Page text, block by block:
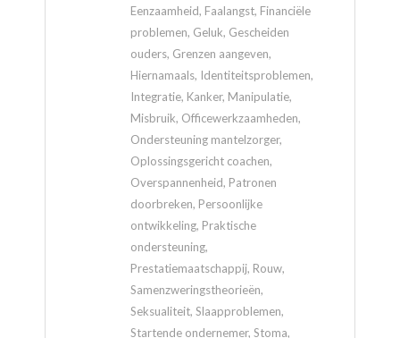
Eenzaamheid, Faalangst, Financiële
problemen, Geluk, Gescheiden
ouders, Grenzen aangeven,
Hiernamaals, Identiteitsproblemen,
Integratie, Kanker, Manipulatie,
Misbruik, Officewerkzaamheden,
Ondersteuning mantelzorger,
Oplossingsgericht coachen,
Overspannenheid, Patronen
doorbreken, Persoonlijke
ontwikkeling, Praktische
ondersteuning,
Prestatiemaatschappij, Rouw,
Samenzweringstheorieën,
Seksualiteit, Slaapproblemen,
Startende ondernemer, Stoma,